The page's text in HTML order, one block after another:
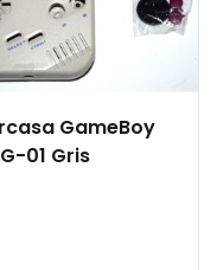
GameBoy
01 Gris